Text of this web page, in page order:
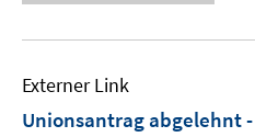
Externer Link
Unionsantrag abgelehnt